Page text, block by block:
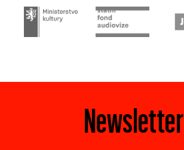
Newsletter